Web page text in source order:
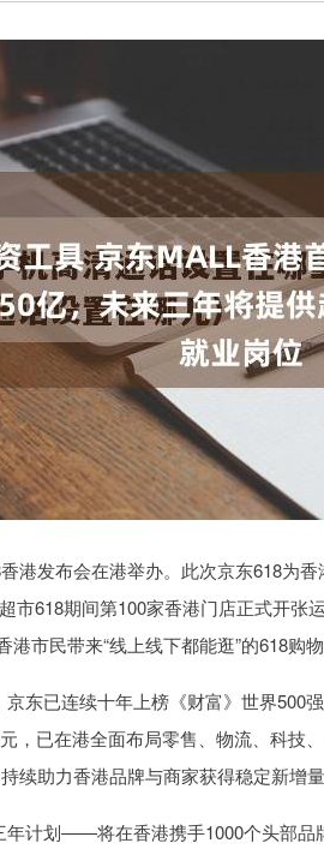
港发布会在港举办。此次京东618为
市618期间第100家香港门店正式开张
市民带来“线上线下都能逛”的618购物
东已连续十年上榜《财富》世界500
，已在港全面布局零售、物流、科技
续助力香港品牌与商家获得稳定新增
年计划——将在香港携手1000个头部品